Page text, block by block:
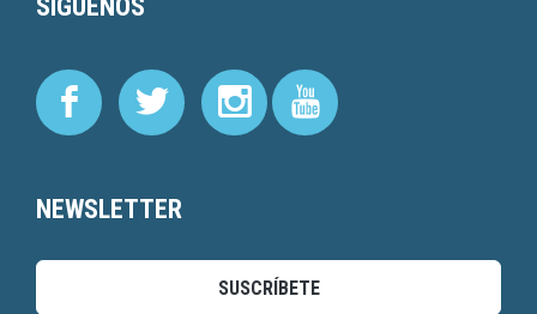
SÍGUENOS
NEWSLETTER
SUSCRÍBETE